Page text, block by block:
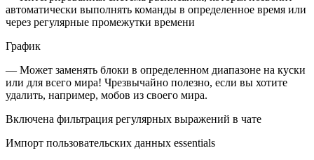
автоматически выполнять команды в определенное время или
через регулярные промежутки времени
График
— Может заменять блоки в определенном диапазоне на куски
или для всего мира! Чрезвычайно полезно, если вы хотите
удалить, например, мобов из своего мира.
Включена фильтрация регулярных выражений в чате
Импорт пользовательских данных essentials